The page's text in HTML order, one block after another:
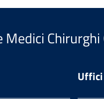
Medici
Uffici